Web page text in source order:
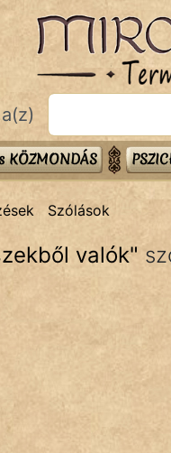
KÖZMONDÁS
Szólások
valók"